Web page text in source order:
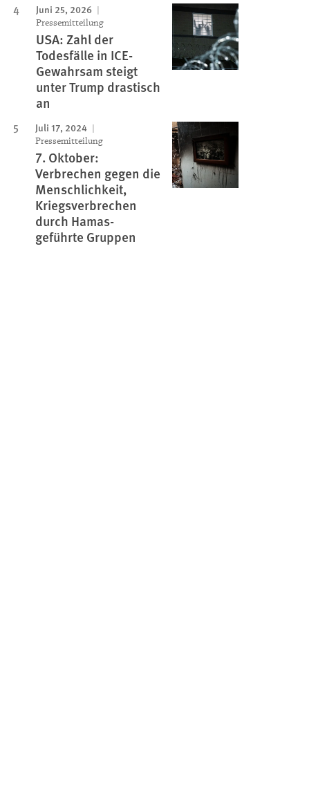
Juni 25, 2026
Pressemitteilung
USA: Zahl der
Todesfälle in ICE-
Gewahrsam steigt
unter Trump drastisch
an
Juli 17, 2024
Pressemitteilung
7. Oktober:
Verbrechen gegen die
Menschlichkeit,
Kriegsverbrechen
durch Hamas-
geführte Gruppen